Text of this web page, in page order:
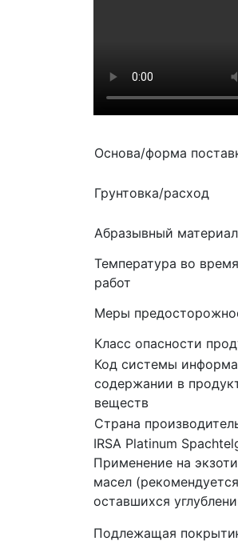
Основа/форма
Грунтовка/расход
Абразывный материал
Температура во
работ
Меры
Класс опасности
Код системы
содержании в
веществ
Страна
IRSA Platinum
Применение на
масел
оставшихся
Подлежащая